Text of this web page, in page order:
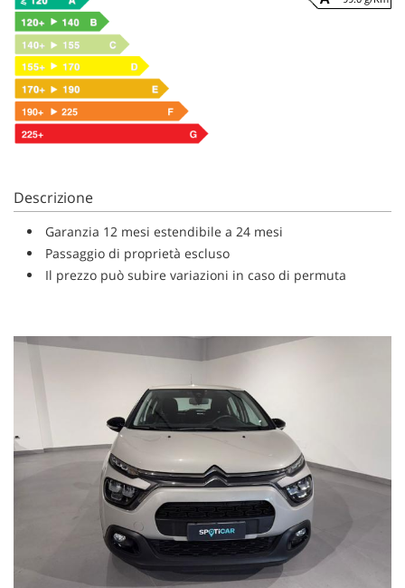
Descrizione
Garanzia 12 mesi estendibile a 24 mesi
Passaggio di proprietà escluso
Il prezzo può subire variazioni in caso di permuta